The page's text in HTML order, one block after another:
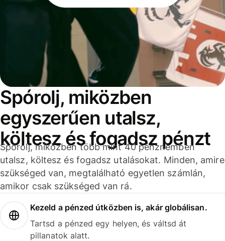
Spórolj, miközben
egyszerűen utalsz,
költesz és fogadsz pénzt
Spórolj, miközben több mint 40 pénznemben
utalsz, költesz és fogadsz utalásokat. Minden, amire
szükséged van, megtalálható egyetlen számlán,
amikor csak szükséged van rá.
Kezeld a pénzed útközben is, akár globálisan.
Tartsd a pénzed egy helyen, és váltsd át
pillanatok alatt.